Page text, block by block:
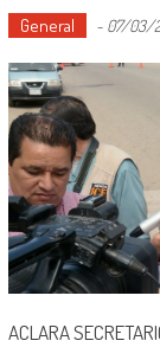
General - 07/03/
ACLARA